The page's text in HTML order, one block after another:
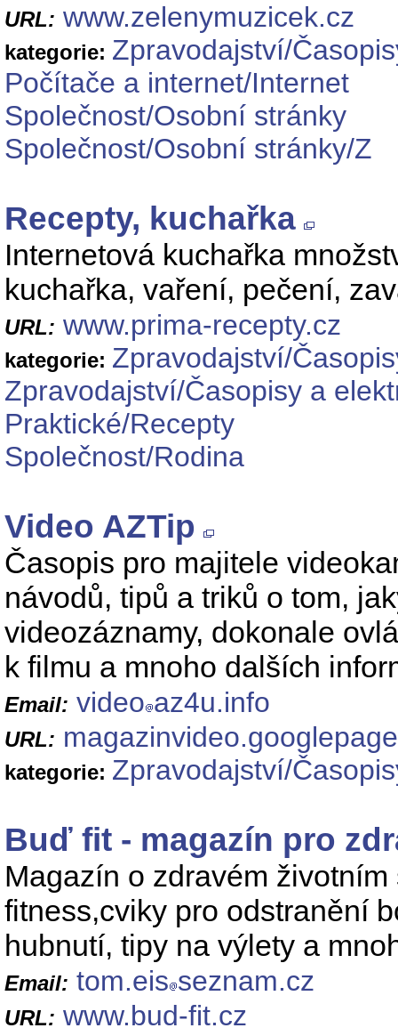
URL: www.zelenymuzicek.cz
kategorie: Zpravodajství/
Počítače a internet/Internet
Společnost/Osobní stránky
Společnost/Osobní stránky/Z
Recepty, kuchařka
Internetová kuchařka
kuchařka, vaření, pečení,
URL: www.prima-recepty.cz
kategorie: Zpravodajství/
Zpravodajství/Časopisy a
Praktické/Recepty
Společnost/Rodina
Video AZTip
Časopis pro majitele
návodů, tipů a triků o tom,
videozáznamy, dokonale
k filmu a mnoho dalších
Email: video az4u.info
URL:
kategorie: Zpravodajství/
Buď fit - magazín pro
Magazín o zdravém
fitness,cviky pro odstranění
hubnutí, tipy na výlety a
Email: tom.eis seznam.cz
URL: www.bud-fit.cz